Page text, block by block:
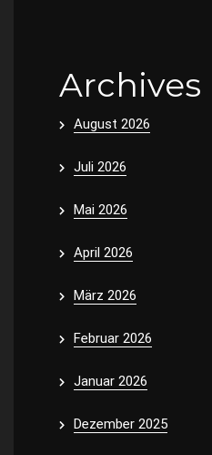
Archives
August 2026
Juli 2026
Mai 2026
April 2026
März 2026
Februar 2026
Januar 2026
Dezember 2025